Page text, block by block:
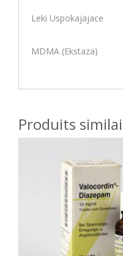
Leki Uspokajajace
MDMA (Ekstaza)
Produits